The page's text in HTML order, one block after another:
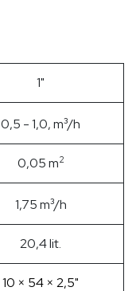
1"
0,5 - 1,0, m³/h
0,05 m2
1,75 m³/h
20,4 lit.
10 × 54 × 2,5"